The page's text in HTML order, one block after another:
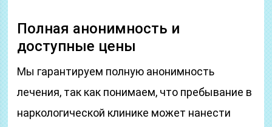
Полная анонимность и
доступные цены
Мы гарантируем полную анонимность
лечения, так как понимаем, что пребывание в
наркологической клинике может нанести